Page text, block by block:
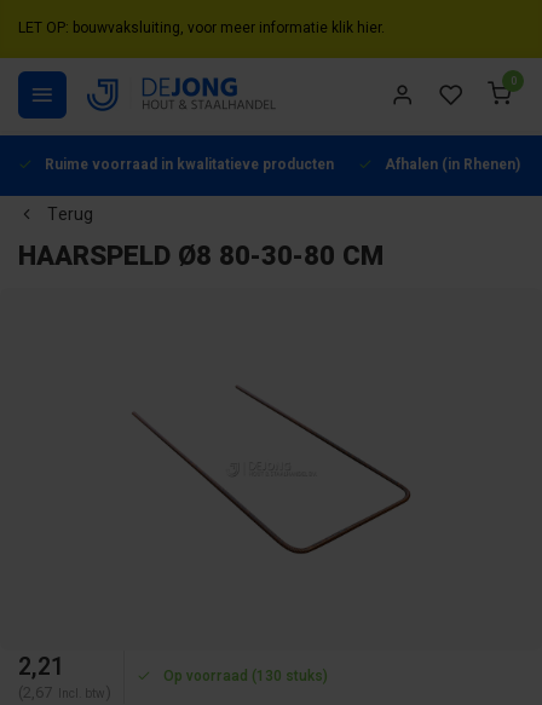
LET OP: bouwvaksluiting, voor meer informatie klik hier.
0
Ruime voorraad in kwalitatieve producten Afhalen (in Rhenen)
Terug
HAARSPELD Ø8 80-30-80 CM
2,21
(2,67 Incl. btw )
Op voorraad (130 stuks)